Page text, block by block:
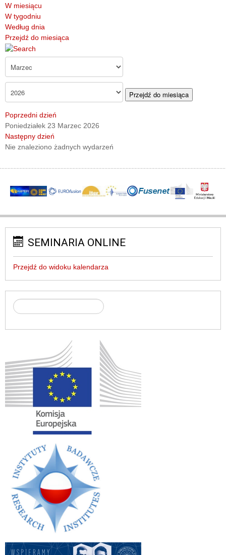
W miesiącu
W tygodniu
Według dnia
Przejdź do miesiąca
Przejdź do miesiąca
Poprzedni dzień
Poniedziałek 23 Marzec 2026
Następny dzień
Nie znaleziono żadnych wydarzeń
SEMINARIA ONLINE
Przejdź do widoku kalendarza